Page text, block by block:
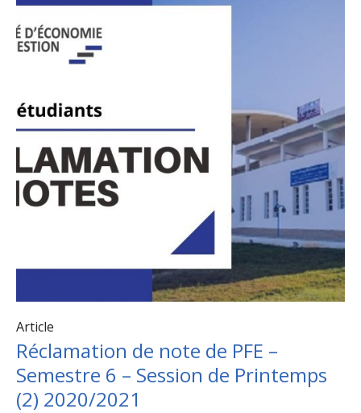
Article
Réclamation de note de PFE –
Semestre 6 – Session de Printemps
(2) 2020/2021